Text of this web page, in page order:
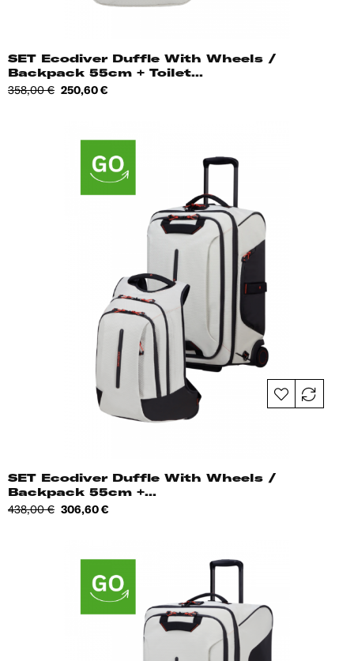
SET Ecodiver Duffle With Wheels /
Backpack 55cm + Toilet...
Tavahind
358,00 € Hind
250,60 €
SET Ecodiver Duffle With Wheels /
Backpack 55cm +...
Tavahind
438,00 € Hind
306,60 €